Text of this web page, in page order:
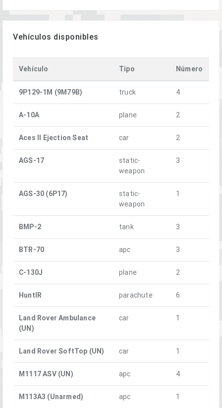
Vehículos disponibles
Vehículo Tipo Número
9P129-1M (9M79B) truck 4
A-10A plane 2
Aces II Ejection Seat car 2
AGS-17
static-
weapon
3
AGS-30 (6P17)
static-
weapon
1
BMP-2 tank 3
BTR-70 apc 3
C-130J plane 2
HuntIR parachute 6
Land Rover Ambulance
(UN)
car 1
Land Rover SoftTop (UN) car 1
M1117 ASV (UN) apc 4
M113A3 (Unarmed) apc 1